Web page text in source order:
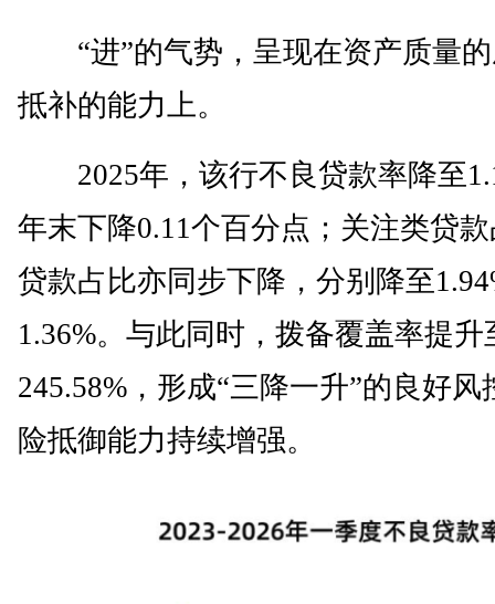
“进”的气势，呈现在资产质量的
抵补的能力上。
2025年，该行不良贷款率降至
年末下降0.11个百分点；关注类贷
贷款占比亦同步下降，分别降至
1.36%。与此同时，拨备覆盖率提升
245.58%，形成“三降一升”的良好风
险抵御能力持续增强。